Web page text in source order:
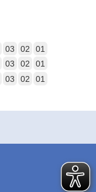
03 02 01
03 02 01
03 02
01